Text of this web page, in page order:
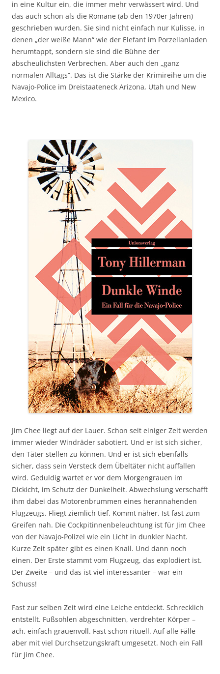
in eine Kultur ein, die immer mehr verwässert wird. Und
das auch schon als die Romane (ab den 1970er Jahren)
geschrieben wurden. Sie sind nicht einfach nur Kulisse, in
denen „der weiße Mann“ wie der Elefant im Porzellanladen
herumtappt, sondern sie sind die Bühne der
abscheulichsten Verbrechen. Aber auch den „ganz
normalen Alltags“. Das ist die Stärke der Krimireihe um die
Navajo-Police im Dreistaateneck Arizona, Utah und New
Mexico.
Jim Chee liegt auf der Lauer. Schon seit einiger Zeit werden
immer wieder Windräder sabotiert. Und er ist sich sicher,
den Täter stellen zu können. Und er ist sich ebenfalls
sicher, dass sein Versteck dem Übeltäter nicht auffallen
wird. Geduldig wartet er vor dem Morgengrauen im
Dickicht, im Schutz der Dunkelheit. Abwechslung verschafft
ihm dabei das Motorenbrummen eines herannahenden
Flugzeugs. Fliegt ziemlich tief. Kommt näher. Ist fast zum
Greifen nah. Die Cockpitinnenbeleuchtung ist für Jim Chee
von der Navajo-Polizei wie ein Licht in dunkler Nacht.
Kurze Zeit später gibt es einen Knall. Und dann noch
einen. Der Erste stammt vom Flugzeug, das explodiert ist.
Der Zweite – und das ist viel interessanter – war ein
Schuss!
Fast zur selben Zeit wird eine Leiche entdeckt. Schrecklich
entstellt. Fußsohlen abgeschnitten, verdrehter Körper –
ach, einfach grauenvoll. Fast schon rituell. Auf alle Fälle
aber mit viel Durchsetzungskraft umgesetzt. Noch ein Fall
für Jim Chee.